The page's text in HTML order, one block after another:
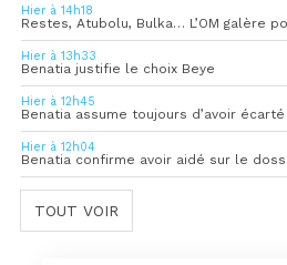
Hier à 14h18
Hier à 13h33
Benatia justifie le choix Beye
Hier à 12h45
Benatia assume toujours d’avoir
Hier à 12h04
Benatia confirme avoir aidé sur le
TOUT VOIR